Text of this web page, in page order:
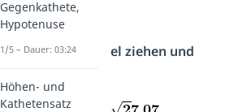
25 + 25 = 50
Schritt 6 — Wurzel ziehen und
Gegenkathete,
Hypotenuse
1/5 – Dauer: 03:24
Höhen- und
Kathetensatz